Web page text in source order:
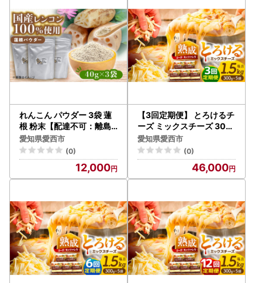
れんこん パウダー 3袋 蓮
根 粉末【配達不可：離島
】[AEAO012]
愛知県愛西市
(0)
12,000
【3回定期便】 とろけるチ
ーズ ミックスチーズ 300
g×5袋[AEAA003]
愛知県愛西市
(0)
46,000